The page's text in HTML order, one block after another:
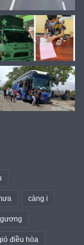
càng i
gương
điều hòa